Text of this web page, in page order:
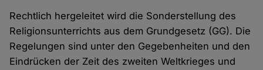
Rechtlich hergeleitet wird die Sonderstellung des
Religionsunterrichts aus dem Grundgesetz (GG). Die
Regelungen sind unter den Gegebenheiten und den
Eindrücken der Zeit des zweiten Weltkrieges und